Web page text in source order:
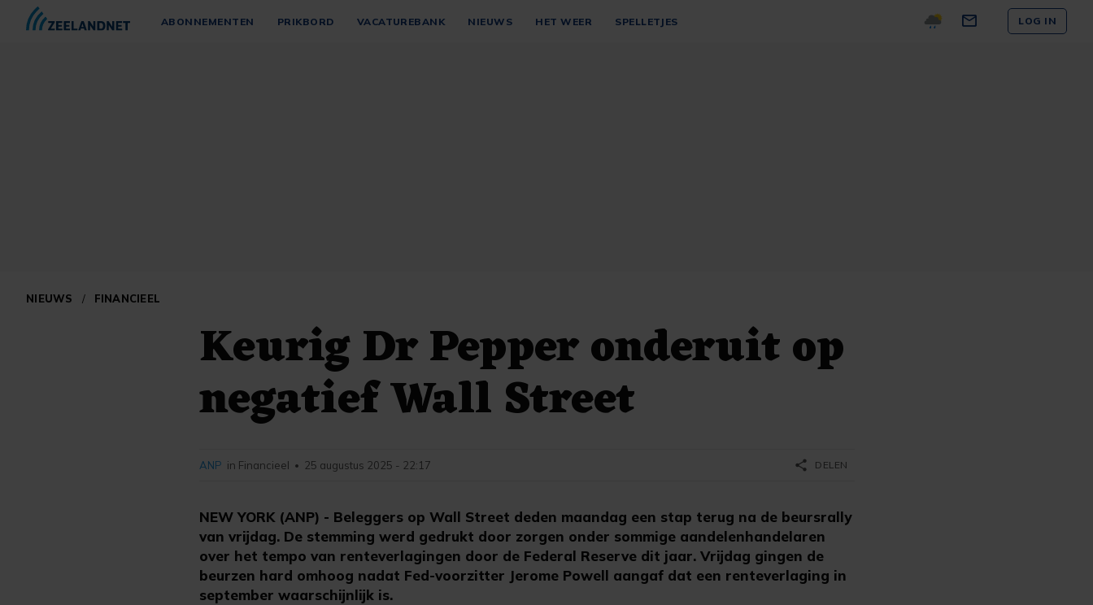
ABONNEMENTEN PRIKBORD VACATUREBANK NIEUWS HET WEER SPELLETJES LOG IN
NIEUWS / FINANCIEEL
Keurig Dr Pepper onderuit op
negatief Wall Street
NEW YORK (ANP) - Beleggers op Wall Street deden maandag een stap terug na de beursrally
van vrijdag. De stemming werd gedrukt door zorgen onder sommige aandelenhandelaren
over het tempo van renteverlagingen door de Federal Reserve dit jaar. Vrijdag gingen de
beurzen hard omhoog nadat Fed-voorzitter Jerome Powell aangaf dat een renteverlaging in
september waarschijnlijk is.
ANP in Financieel • 25 augustus 2025 - 22:17 share DELEN